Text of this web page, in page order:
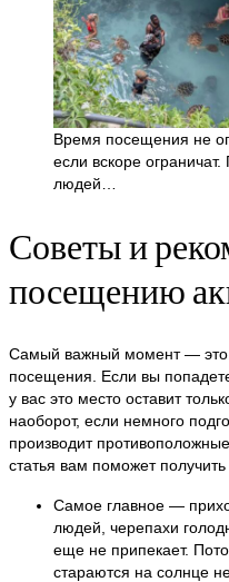
Время посещения не
если вскоре
людей…
Советы и
посещению
Самый важный момент — это
посещения. Если вы
у вас это место оставит
наоборот, если немного
производит
статья вам поможет
Самое главное —
людей, черепахи
еще не припекает.
стараются на солнце